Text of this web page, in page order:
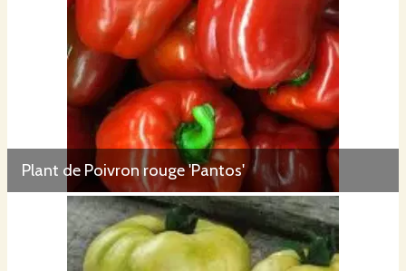
Plant de Poivron rouge 'Pantos'